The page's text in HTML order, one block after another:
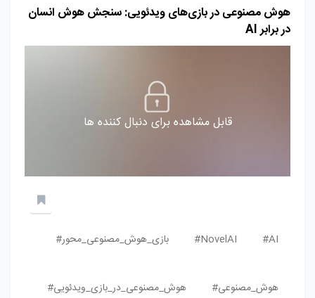
هوش مصنوعی در بازی‌های ویدئویی: سنجش هوش انسان
در برابر AI
قابل مشاهده برای دنبال کننده ها
AI#
NovelAI# بازی_هوش_مصنوعی_محور#
هوش_مصنوعی# هوش_مصنوعی_در_بازی_ویدئویی#